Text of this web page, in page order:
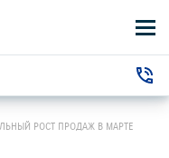
+7 (347) 2-921-001
РОСТ ПРОДАЖ В МАРТЕ